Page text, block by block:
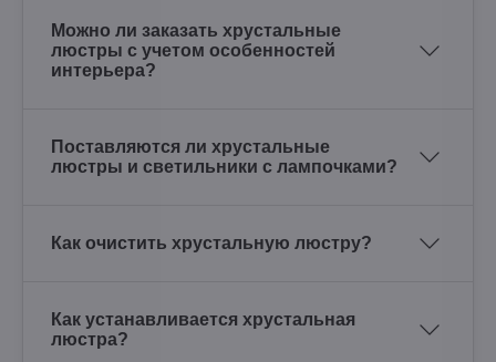
Можно ли заказать хрустальные
люстры с учетом особенностей
интерьера?
Поставляются ли хрустальные
люстры и светильники с лампочками?
Как очистить хрустальную люстру?
Как устанавливается хрустальная
люстра?